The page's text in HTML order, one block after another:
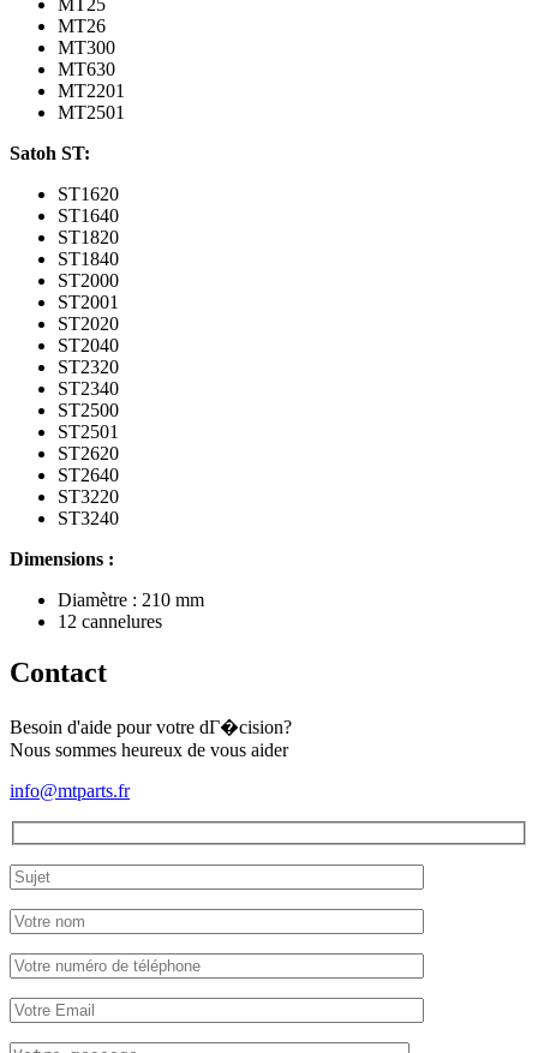
MT25
MT26
MT300
MT630
MT2201
MT2501
Satoh ST:
ST1620
ST1640
ST1820
ST1840
ST2000
ST2001
ST2020
ST2040
ST2320
ST2340
ST2500
ST2501
ST2620
ST2640
ST3220
ST3240
Dimensions :
Diamètre : 210 mm
12 cannelures
Contact
Besoin d'aide pour votre dГ�cision?
Nous sommes heureux de vous aider
info@mtparts.fr